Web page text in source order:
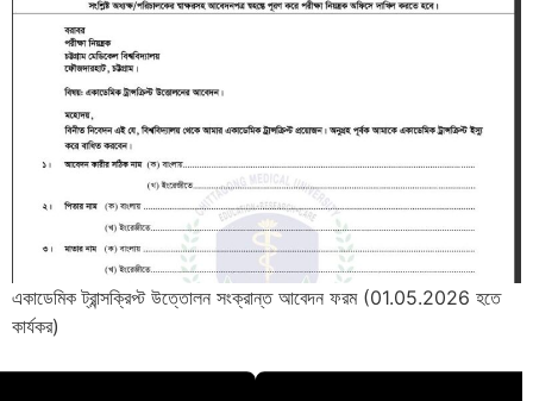
একাডেমিক ট্রান্সক্রিপ্ট উত্তোলন সংক্রান্ত আবেদন ফরম (01.05.2026 হতে
কার্যকর)